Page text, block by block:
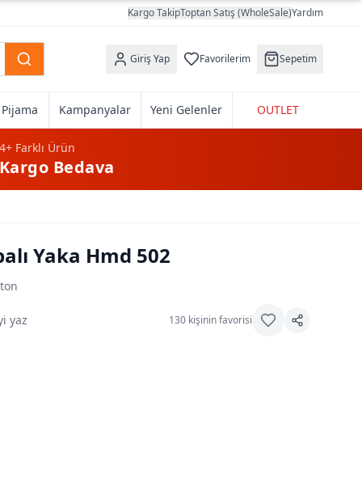
Kargo TakipToptan Satış (WholeSale)Yardım
Giriş Yap Favorilerim Sepetim
Pijama Kampanyalar Yeni Gelenler OUTLET
4+Farklı Ürün
Bedava
Yaka Hmd 502
yaz 130 kişinin favorisi